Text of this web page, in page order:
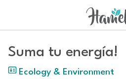
Suma tu energía!
Ecology & Environment